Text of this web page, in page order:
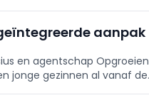
aanpak
en agentschap Opgroeien
jonge gezinnen al vanaf de